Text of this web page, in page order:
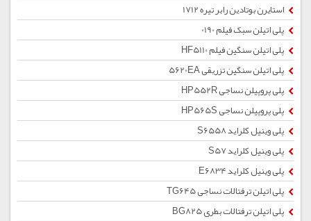
استایرن بوتادین رابر تیره 1712
پلی اتیلن سبک فیلم 0190
پلی اتیلن سنگین فیلم HF5110
پلی اتیلن سنگین تزریقی 5620EA
پلی پروپیلن نساجی HP552R
پلی پروپیلن نساجی HP565S
پلی وینیل کلراید S6558
پلی وینیل کلراید S57
پلی وینیل کلراید E6834
پلی اتیلن ترفتالات نساجی TG645
پلی اتیلن ترفتالات بطری BG825